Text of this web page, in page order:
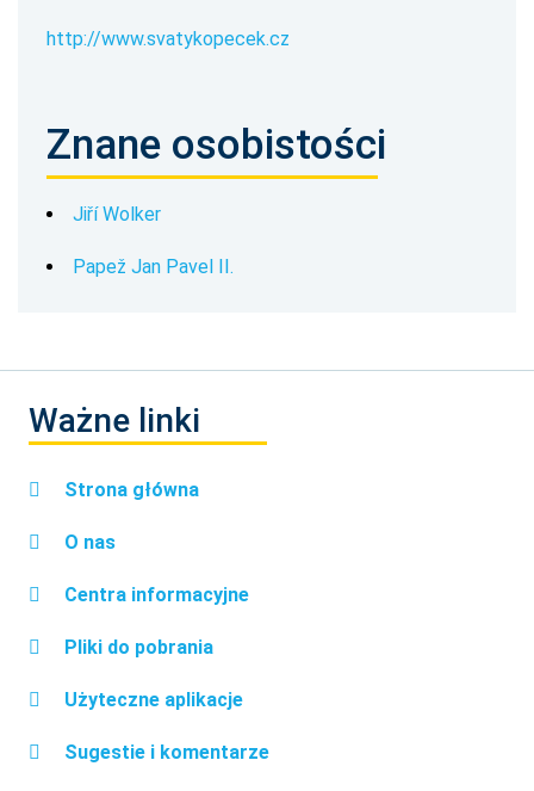
http://www.svatykopecek.cz
Znane osobistości
Jiří Wolker
Papež Jan Pavel II.
Ważne linki
Strona główna
O nas
Centra informacyjne
Pliki do pobrania
Użyteczne aplikacje
Sugestie i komentarze